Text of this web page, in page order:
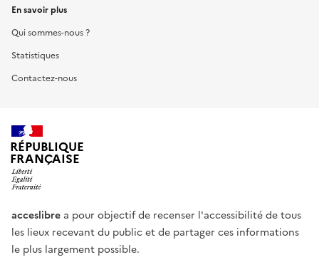
En savoir plus
Qui sommes-nous ?
Statistiques
Contactez-nous
RÉPUBLIQUE
FRANÇAISE
acceslibre a pour objectif de recenser l'accessibilité de tous
les lieux recevant du public et de partager ces informations
le plus largement possible.